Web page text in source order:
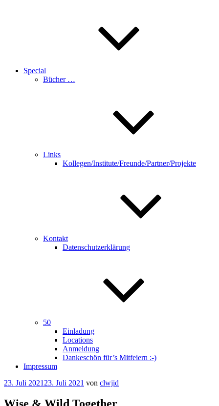
Special
Bücher …
Links
Kollegen/Institute/Freunde/Partner/Projekte
Kontakt
Datenschutzerklärung
50
Einladung
Locations
Anmeldung
Dankeschön für’s Mitfeiern :-)
Impressum
Veröffentlicht
23. Juli 2021 23. Juli 2021 von clwjid